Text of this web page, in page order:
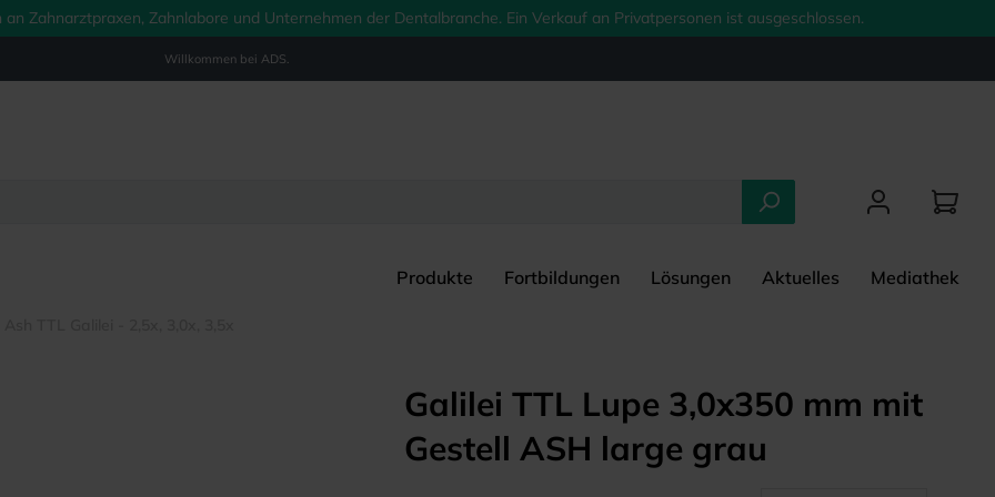
Zahnarztpraxen, Zahnlabore und Unternehmen der Dentalbranche. Ein Verkauf an Privatpersonen ist ausgeschlossen.
Willkommen bei ADS.
Produkte Fortbildungen Lösungen Aktuelles Mediathek
Galilei TTL Lupe 3,0x350 mm mit
Gestell ASH large grau